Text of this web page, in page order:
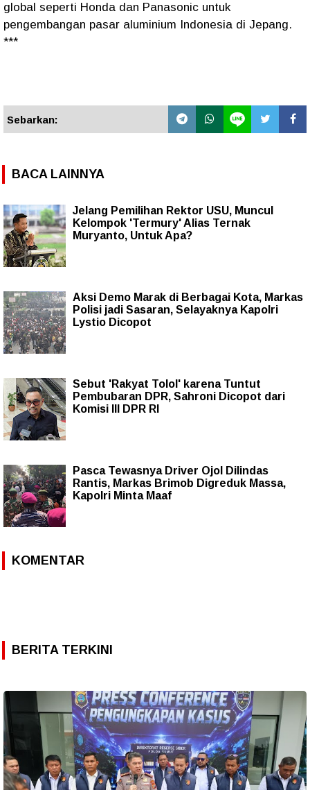
global seperti Honda dan Panasonic untuk
pengembangan pasar aluminium Indonesia di Jepang.
***
Sebarkan:
BACA LAINNYA
Jelang Pemilihan Rektor USU, Muncul
Kelompok 'Termury' Alias Ternak
Muryanto, Untuk Apa?
Aksi Demo Marak di Berbagai Kota, Markas
Polisi jadi Sasaran, Selayaknya Kapolri
Lystio Dicopot
Sebut 'Rakyat Tolol' karena Tuntut
Pembubaran DPR, Sahroni Dicopot dari
Komisi III DPR RI
Pasca Tewasnya Driver Ojol Dilindas
Rantis, Markas Brimob Digreduk Massa,
Kapolri Minta Maaf
KOMENTAR
BERITA TERKINI